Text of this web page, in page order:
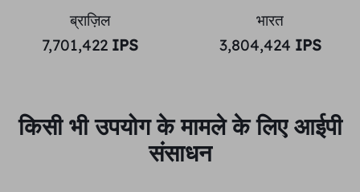
ब्राज़िल
7,701,422 IPS
भारत
3,804,424 IPS
किसी भी उपयोग के मामले के लिए आईपी
संसाधन